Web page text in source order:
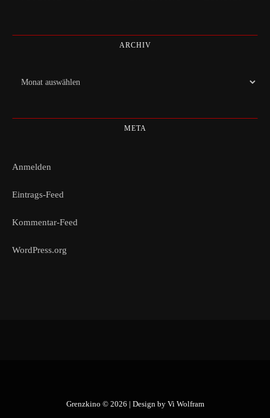
ARCHIV
Archiv
META
Anmelden
Eintrags-Feed
Kommentar-Feed
WordPress.org
Grenzkino © 2026 | Design by Vi Wolfram